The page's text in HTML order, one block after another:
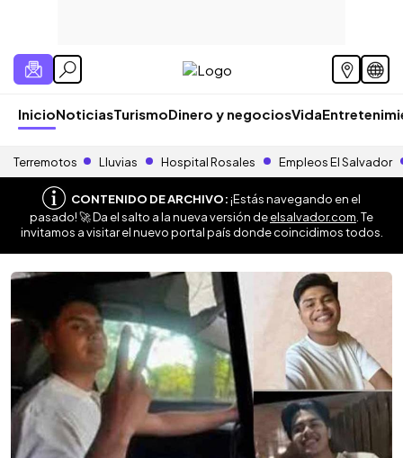
InicioNoticiasTurismoDinero y negociosVida
Terremotos Lluvias Hospital Rosales Empleos El Salvador
CONTENIDO DE ARCHIVO:¡Estás navegando en el
pasado! 🚀 Da el salto a la nueva versión deelsalvador.com . Te
invitamos a visitar el nuevo portal país donde coincidimos todos.